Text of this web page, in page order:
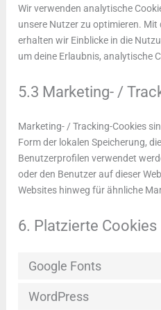
Wir verwenden analytische
unsere Nutzer zu optimieren.
erhalten wir Einblicke in die
um deine Erlaubnis, analytische
5.3 Marketing- /
Marketing- / Tracking-Cookies
Form der lokalen Speicherung,
Benutzerprofilen verwendet
oder den Benutzer auf dieser
Websites hinweg für ähnliche
6. Platzierte Cookies
Google Fonts
WordPress